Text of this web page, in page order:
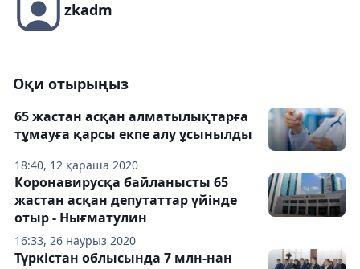
zkadm
Оқи отырыңыз
18:40, 12 қараша 2020
65 жастан асқан алматылықтарға
тұмауға қарсы екпе алу ұсынылды
16:33, 26 наурыз 2020
Коронавирусқа байланысты 65
жастан асқан депутаттар үйінде
отыр - Нығматулин
Түркістан облысында 7 млн-нан